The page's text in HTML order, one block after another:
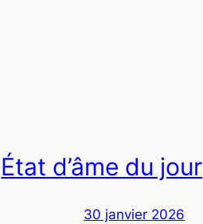
État d’âme du jour
30 janvier 2026